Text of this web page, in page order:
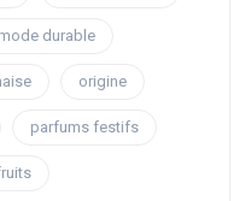
mode durable
origine
parfums festifs